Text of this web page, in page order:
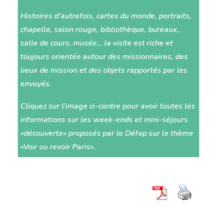
Histoires d’autrefois, cartes du monde, portraits,
chapelle, salon rouge, bibliothèque, bureaux,
salle de cours, musée… la visite est riche et
toujours orientée autour des missionnaires, des
lieux de mission et des objets rapportés par les
envoyés.
Cliquez sur l’image ci-contre pour avoir toutes les
informations sur les week-ends et mini-séjours
«découverte» proposés par le Défap sur le thème
«Voir ou revoir Paris».